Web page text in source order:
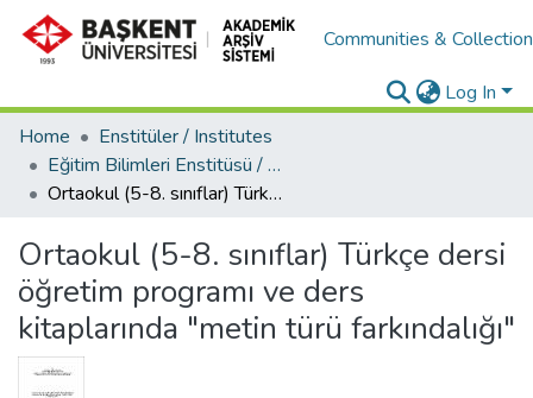
Communities &
Log In
Home
Enstitüler / Institutes
Eğitim Bilimleri Enstitüsü / Education
Ortaokul (5-8. sınıflar) Türkçe dersi öğretim programı ve ders kitaplarında "metin türü farkındalığı"
Ortaokul (5-8. sınıflar) Türkçe dersi
öğretim programı ve ders
kitaplarında "metin türü farkındalığı"